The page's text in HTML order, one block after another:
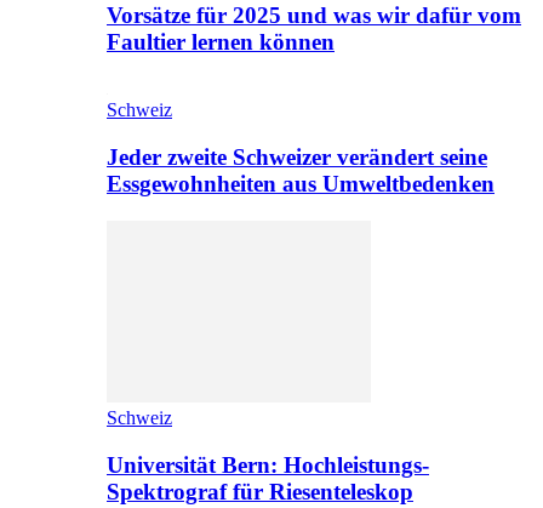
Vorsätze für 2025 und was wir dafür vom
Faultier lernen können
Schweiz
Jeder zweite Schweizer verändert seine
Essgewohnheiten aus Umweltbedenken
Schweiz
Universität Bern: Hochleistungs-
Spektrograf für Riesenteleskop